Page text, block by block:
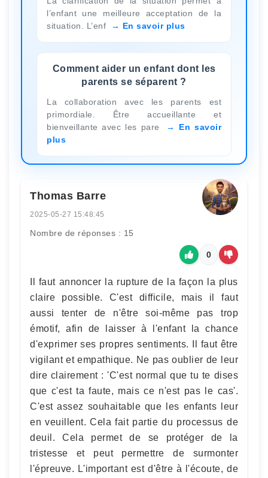
l’enfant une meilleure acceptation de la
situation. L’enf
En savoir plus
Comment aider un enfant dont les
parents se séparent ?
La collaboration avec les parents est
primordiale. Être accueillante et
bienveillante avec les pare
En savoir
plus
Thomas Barre
2025-05-27 15:48:45
Nombre de réponses : 15
0
Il faut annoncer la rupture de la façon la plus
claire possible. C'est difficile, mais il faut
aussi tenter de n'être soi-même pas trop
émotif, afin de laisser à l'enfant la chance
d'exprimer ses propres sentiments. Il faut être
vigilant et empathique. Ne pas oublier de leur
dire clairement : 'C'est normal que tu te dises
que c'est ta faute, mais ce n'est pas le cas'.
C'est assez souhaitable que les enfants leur
en veuillent. Cela fait partie du processus de
deuil. Cela permet de se protéger de la
tristesse et peut permettre de surmonter
l'épreuve. L'important est d'être à l'écoute, de